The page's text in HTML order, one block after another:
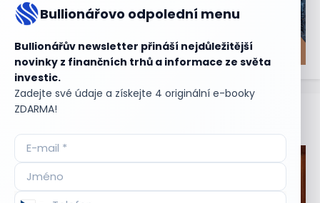
Bullionářovo odpolední menu
Bullionářův newsletter přináší nejdůležitější
novinky z finančních trhů a informace ze světa
investic.
Zadejte své údaje a získejte 4 originální e-booky
ZDARMA!Aktuální